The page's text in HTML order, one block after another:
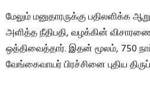
மேலும் மனுதாரருக்கு பதிலளிக்க
அளித்த நீதிபதி, வழக்கின்
ஒத்திவைத்தார். இதன் மூலம், 750
வேங்கைவாயர் பிரச்சினை புதிய